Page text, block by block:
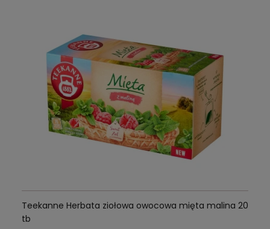
Teekanne Herbata ziołowa owocowa mięta malina 20
tb